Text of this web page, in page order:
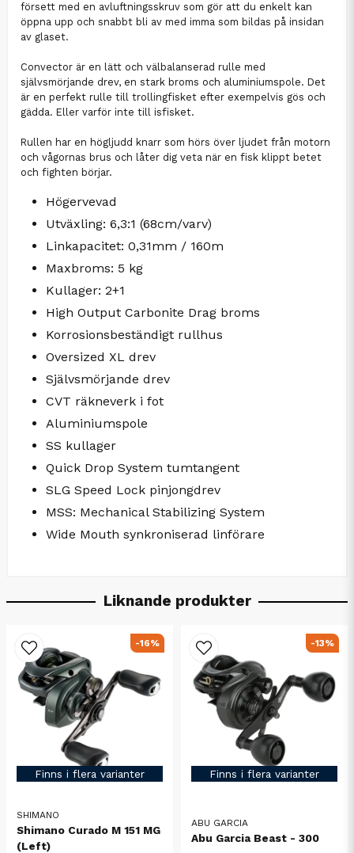
försett med en avluftningsskruv som gör att du enkelt kan
öppna upp och snabbt bli av med imma som bildas på insidan
av glaset.
Convector är en lätt och välbalanserad rulle med
självsmörjande drev, en stark broms och aluminiumspole. Det
är en perfekt rulle till trollingfisket efter exempelvis gös och
gädda. Eller varför inte till isfisket.
Rullen har en högljudd knarr som hörs över ljudet från motorn
och vågornas brus och låter dig veta när en fisk klippt betet
och fighten börjar.
Högervevad
Utväxling: 6,3:1 (68cm/varv)
Linkapacitet: 0,31mm / 160m
Maxbroms: 5 kg
Kullager: 2+1
High Output Carbonite Drag broms
Korrosionsbeständigt rullhus
Oversized XL drev
Självsmörjande drev
CVT räkneverk i fot
Aluminiumspole
SS kullager
Quick Drop System tumtangent
SLG Speed Lock pinjongdrev
MSS: Mechanical Stabilizing System
Wide Mouth synkroniserad linförare
Liknande produkter
Finns i flera varianter
SHIMANO
Shimano Curado M 151 MG
(Left)
-16%
Finns i flera varianter
ABU GARCIA
Abu Garcia Beast - 300
-13%